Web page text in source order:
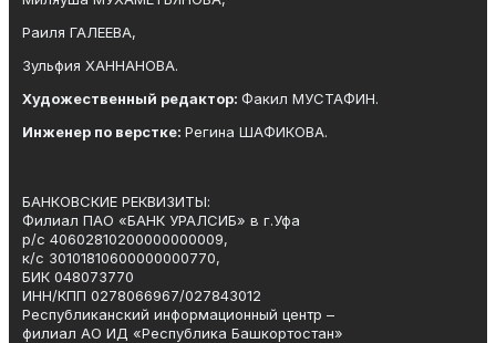
Раиля ГАЛЕЕВА,
Зульфия ХАННАНОВА.
Художественный редактор: Факил МУСТАФИН.
Инженер по верстке: Регина ШАФИКОВА.
БАНКОВСКИЕ РЕКВИЗИТЫ:
Филиал ПАО «БАНК УРАЛСИБ» в г.Уфа
р/с 40602810200000000009,
к/с 30101810600000000770,
БИК 048073770
ИНН/КПП 0278066967/027843012
Республиканский информационный центр –
филиал АО ИД «Республика Башкортостан»